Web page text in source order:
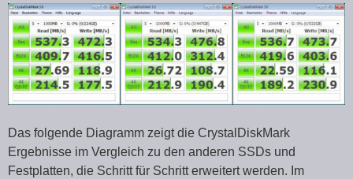
Das folgende Diagramm zeigt die CrystalDiskMark
Ergebnisse im Vergleich zu den anderen SSDs und
Festplatten, die Schritt für Schritt erweitert werden. Im